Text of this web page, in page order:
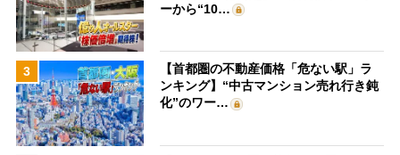
ーから“10…
3
【首都圏の不動産価格「危ない駅」ラ
ンキング】“中古マンション売れ行き鈍
化”のワー…